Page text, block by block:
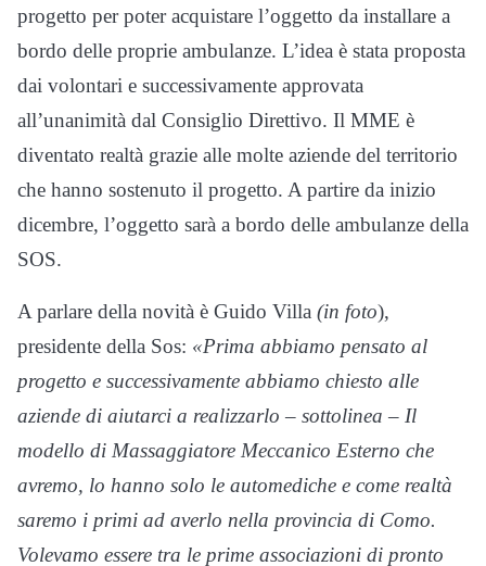
progetto per poter acquistare l’oggetto da installare a
bordo delle proprie ambulanze. L’idea è stata proposta
dai volontari e successivamente approvata
all’unanimità dal Consiglio Direttivo. Il MME è
diventato realtà grazie alle molte aziende del territorio
che hanno sostenuto il progetto. A partire da inizio
dicembre, l’oggetto sarà a bordo delle ambulanze della
SOS.
A parlare della novità è Guido Villa (in foto),
presidente della Sos: «Prima abbiamo pensato al
progetto e successivamente abbiamo chiesto alle
aziende di aiutarci a realizzarlo – sottolinea – Il
modello di Massaggiatore Meccanico Esterno che
avremo, lo hanno solo le automediche e come realtà
saremo i primi ad averlo nella provincia di Como.
Volevamo essere tra le prime associazioni di pronto